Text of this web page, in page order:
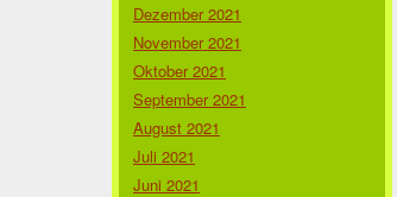
Dezember 2021
November 2021
Oktober 2021
September 2021
August 2021
Juli 2021
Juni 2021